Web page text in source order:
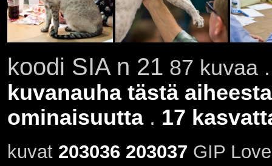
koodi SIA n 21 87 kuvaa
kuvanauha tästä aiheesta
ominaisuutta. 17
kuvat 203036 203037 GIP